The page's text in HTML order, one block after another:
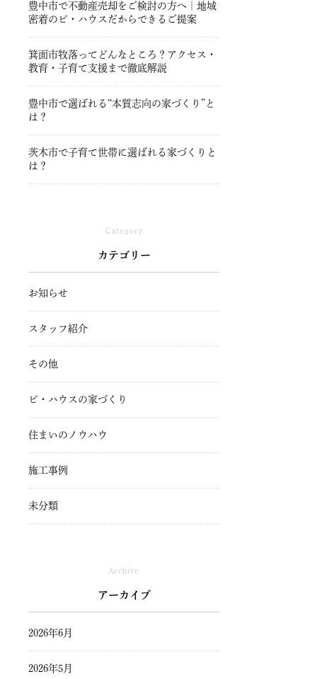
豊中市で不動産売却をご検討の方へ｜地域
密着のビ・ハウスだからできるご提案
箕面市牧落ってどんなところ？アクセス・
教育・子育て支援まで徹底解説
豊中市で選ばれる“本質志向の家づくり”と
は？
茨木市で子育て世帯に選ばれる家づくりと
は？
Category
カテゴリー
お知らせ
スタッフ紹介
その他
ビ・ハウスの家づくり
住まいのノウハウ
施工事例
未分類
Archive
アーカイブ
2026年6月
2026年5月